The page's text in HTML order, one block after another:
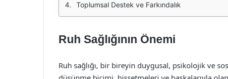
Toplumsal Destek ve Farkındalık
Ruh Sağlığının Önemi
Ruh sağlığı, bir bireyin duygusal, psikolojik ve